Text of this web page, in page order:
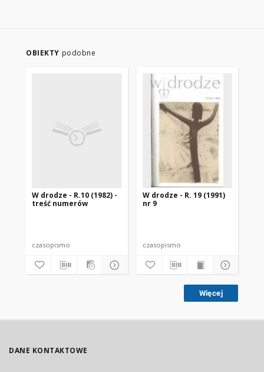
OBIEKTY podobne
W drodze - R.10 (1982) -
treść numerów
czasopismo
W drodze - R. 19 (1991)
nr 9
czasopismo
Więcej
DANE KONTAKTOWE